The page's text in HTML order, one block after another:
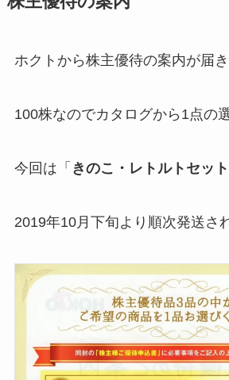
ホクトから株主優待の案内が届き
100株なのでカタログから1点の
今回は「 きのこ・レトルトセット
2019年10月下旬より順次発送さ